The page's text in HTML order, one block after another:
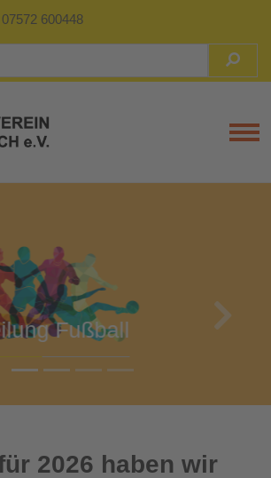
600448
Turnen
2026 haben wir